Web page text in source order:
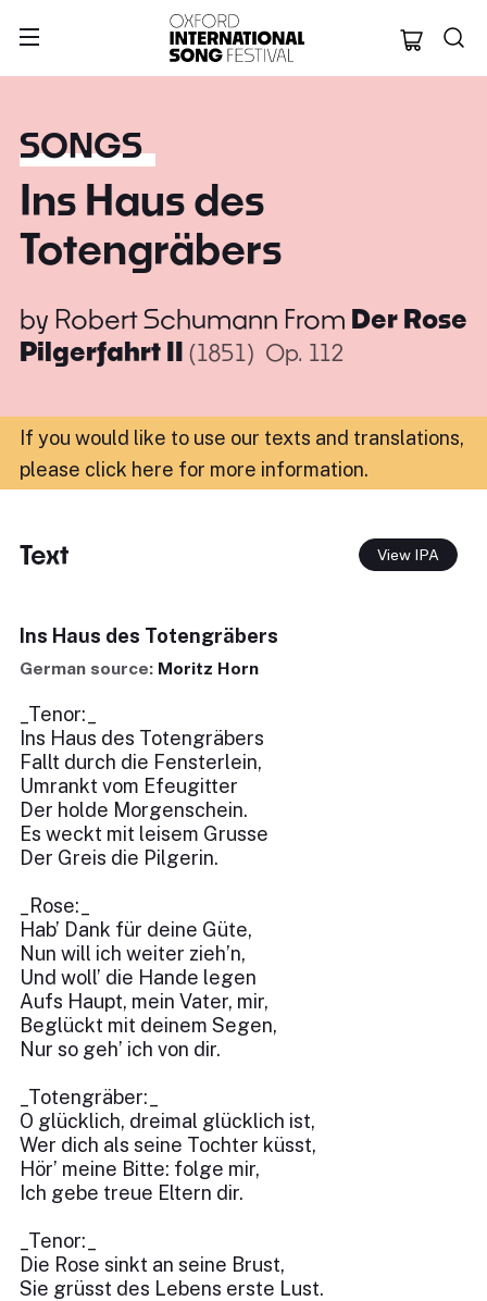
Oxford
SONGS
Ins Haus des
Totengräbers
by Robert Schumann From Der Rose
Pilgerfahrt II (1851) Op. 112
If you would like to use our texts and translations,
please click here for more information.
Text View IPA
Ins Haus des Totengräbers
German source: Moritz Horn
_Tenor:_
Ins Haus des Totengräbers
Fallt durch die Fensterlein,
Umrankt vom Efeugitter
Der holde Morgenschein.
Es weckt mit leisem Grusse
Der Greis die Pilgerin.
_Rose:_
Hab’ Dank für deine Güte,
Nun will ich weiter zieh’n,
Und woll’ die Hande legen
Aufs Haupt, mein Vater, mir,
Beglückt mit deinem Segen,
Nur so geh’ ich von dir.
_Totengräber:_
O glücklich, dreimal glücklich ist,
Wer dich als seine Tochter küsst,
Hör’ meine Bitte: folge mir,
Ich gebe treue Eltern dir.
_Tenor:_
Die Rose sinkt an seine Brust,
Sie grüsst des Lebens erste Lust.